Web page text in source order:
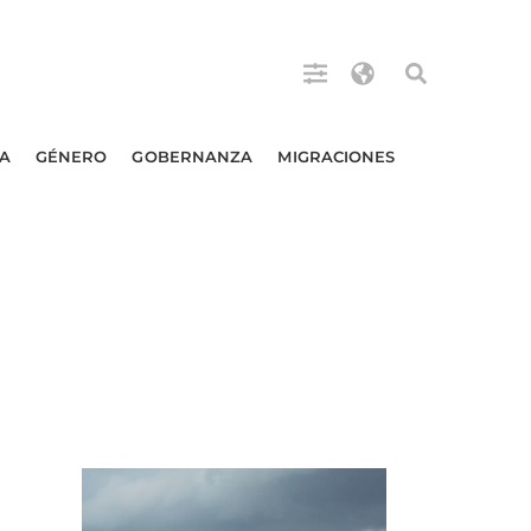
GÉNERO GOBERNANZA MIGRACIONES